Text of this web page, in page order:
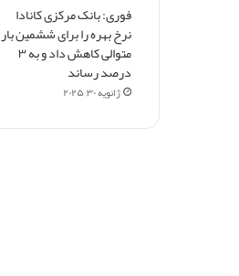
فوری: بانک مرکزی کانادا
نرخ بهره را برای ششمین بار
متوالی کاهش داد و به ۳
درصد رساند
ژانویه ۳۰, ۲۰۲۵